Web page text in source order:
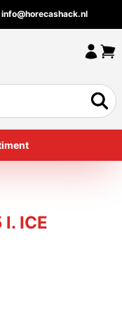
info@horecashack.nl
ICE